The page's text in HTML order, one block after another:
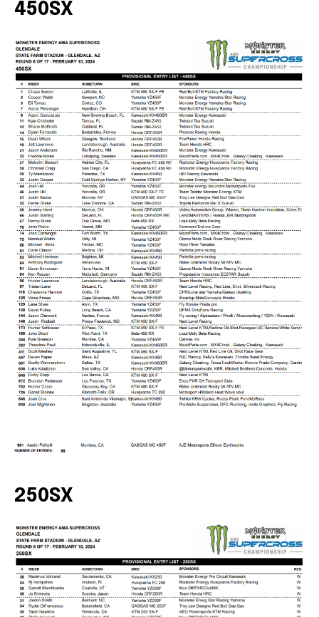
conversación.
y da click en el botón de "suscribir". No te preocupes,
respetamos tu privacidad y no enviaremos correo basura a tu
INBOX. Tu información está segura con nosotros.
SUSCRIBIR
Acepto laPolítica de Privacidad.
32,111
Seguidores
32,214
Seguidores
11,243
Seguidores
450SX
250SX